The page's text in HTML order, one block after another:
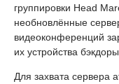
группировки Head
необновлённые
видеоконференций
их устройства
Для захвата сервера